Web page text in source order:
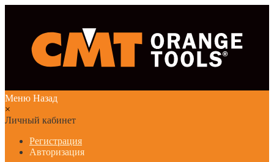
Меню Назад
×
Личный кабинет
Регистрация
Авторизация